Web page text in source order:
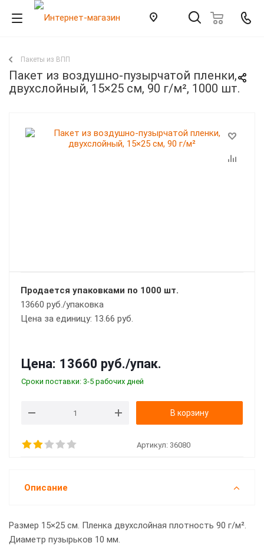
Пакеты из ВПП
Пакет из воздушно-пузырчатой пленки,
двухслойный, 15×25 см, 90 г/м², 1000 шт.
Продается упаковками по 1000 шт.
13660 руб./упаковка
Цена за единицу: 13.66 руб.
Цена: 13660 руб./упак.
Сроки поставки: 3-5 рабочих дней
В корзину
Артикул: 36080
Описание
Размер 15×25 см. Пленка двухслойная плотность 90 г/м².
Диаметр пузырьков 10 мм.